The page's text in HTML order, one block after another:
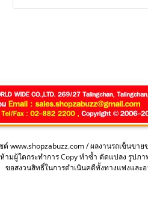
ต์ www.shopzabuzz.com / ผลงานรถเข็นข
ห้ามผู้ใดกระทำการ Copy ทำซ้ำ ดัดแปลง รูป
ขอสงวนสิทธิ์ในการดำเนินคดีทั้งทางแพ่งและ